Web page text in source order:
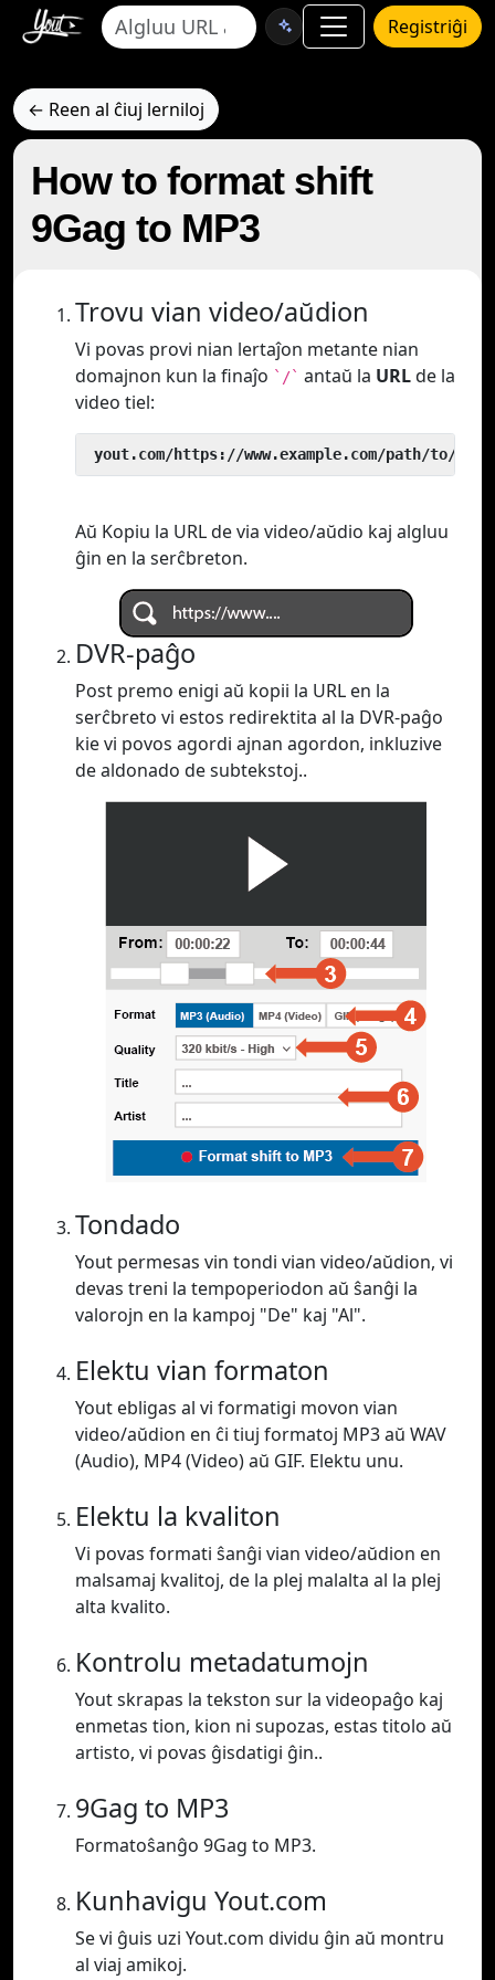
Registriĝi
← Reen al ĉiuj lerniloj
How to format shift
9Gag to MP3
Trovu vian video/aŭdion
Vi povas provi nian lertaĵon metante nian
domajnon kun la finaĵo `/` antaŭ la URLde la
video tiel:
yout.com/https://www.example.com/path/to/
Aŭ Kopiu la URL de via video/aŭdio kaj algluu
ĝin en la serĉbreton.
DVR-paĝo
Post premo enigi aŭ kopii la URL en la
serĉbreto vi estos redirektita al la DVR-paĝo
kie vi povos agordi ajnan agordon, inkluzive
de aldonado de subtekstoj..
Tondado
Yout permesas vin tondi vian video/aŭdion, vi
devas treni la tempoperiodon aŭ ŝanĝi la
valorojn en la kampoj "De" kaj "Al".
Elektu vian formaton
Yout ebligas al vi formatigi movon vian
video/aŭdion en ĉi tiuj formatoj MP3 aŭ WAV
(Audio), MP4 (Video) aŭ GIF. Elektu unu.
Elektu la kvaliton
Vi povas formati ŝanĝi vian video/aŭdion en
malsamaj kvalitoj, de la plej malalta al la plej
alta kvalito.
Kontrolu metadatumojn
Yout skrapas la tekston sur la videopaĝo kaj
enmetas tion, kion ni supozas, estas titolo aŭ
artisto, vi povas ĝisdatigi ĝin..
9Gag to MP3
Formatoŝanĝo 9Gag to MP3.
Kunhavigu Yout.com
Se vi ĝuis uzi Yout.com dividu ĝin aŭ montru
al viaj amikoj.